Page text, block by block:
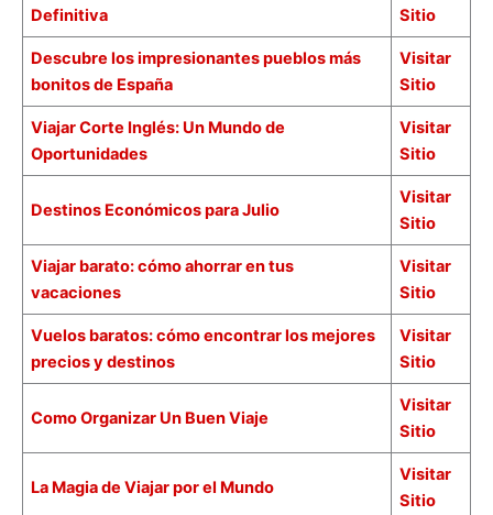
Definitiva
Sitio
Descubre los impresionantes pueblos más
bonitos de España
Visitar
Sitio
Viajar Corte Inglés: Un Mundo de
Oportunidades
Visitar
Sitio
Destinos Económicos para Julio
Visitar
Sitio
Viajar barato: cómo ahorrar en tus
vacaciones
Visitar
Sitio
Vuelos baratos: cómo encontrar los mejores
precios y destinos
Visitar
Sitio
Como Organizar Un Buen Viaje
Visitar
Sitio
La Magia de Viajar por el Mundo
Visitar
Sitio